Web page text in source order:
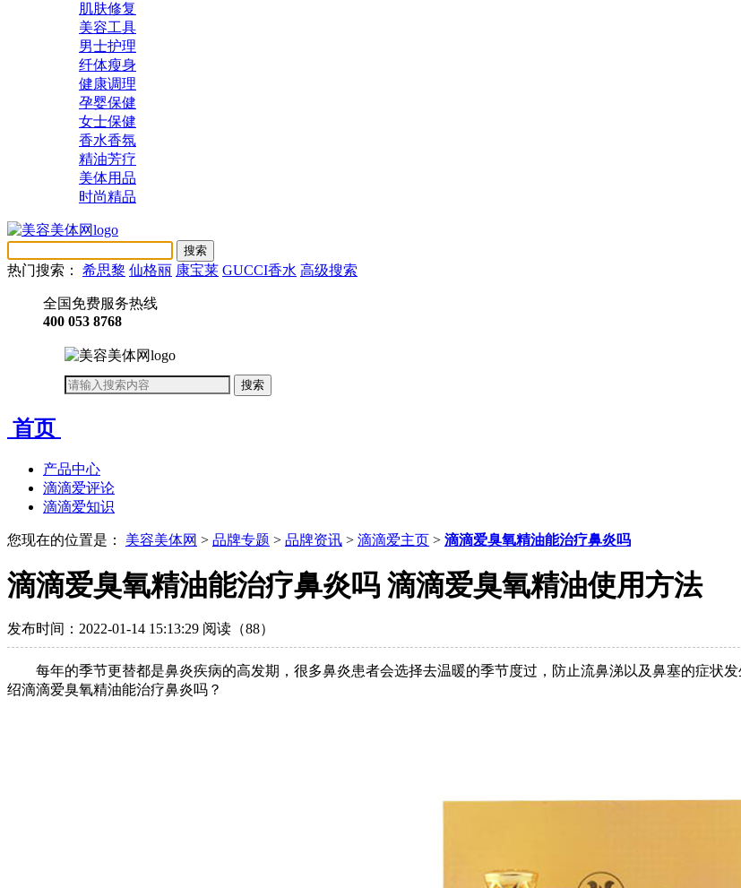
肌肤修复
美容工具
男士护理
纤体瘦身
健康调理
孕婴保健
女士保健
香水香氛
精油芳疗
美体用品
时尚精品
热门搜索： 希思黎 仙格丽 康宝莱 GUCCI香水 高级搜索
全国免费服务热线
400 053 8768
首页
产品中心
滴滴爱评论
滴滴爱知识
您现在的位置是： 美容美体网 > 品牌专题 > 品牌资讯 > 滴滴爱主页 > 滴滴爱臭氧精油能治疗鼻炎吗
滴滴爱臭氧精油能治疗鼻炎吗 滴滴爱臭氧精油使用方法
发布时间：2022-01-14 15:13:29 阅读（88）
每年的季节更替都是鼻炎疾病的高发期，很多鼻炎患者会选择去温暖的季节度过，防止流鼻涕以及鼻塞的症状
绍滴滴爱臭氧精油能治疗鼻炎吗？